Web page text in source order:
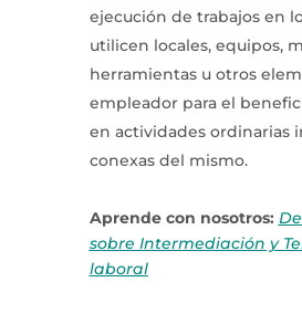
ejecución de trabajos en
utilicen locales, equipos,
herramientas u otros
empleador para el
en actividades ordinarias
conexas del mismo.
Aprende con nosotros:
sobre Intermediación y
laboral